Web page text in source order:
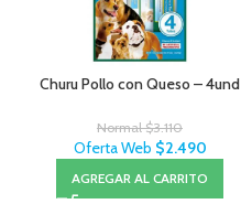
Churu Pollo con Queso – 4und
Normal$3.110
Oferta Web $2.490
AGREGAR AL CARRITO